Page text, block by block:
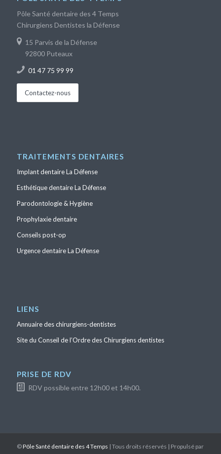
Pôle Santé dentaire des 4 Temps
Chirurgiens Dentistes la Défense
15 Parvis de la Défense
92800 Puteaux
01 47 75 99 99
Contactez-nous
TRAITEMENTS DENTAIRES
Implant dentaire La Défense
Esthétique dentaire La Défense
Parodontologie & Hygiène
Prophylaxie dentaire
Conseils post-op
Urgence dentaire La Défense
LIENS
Annuaire des chirurgiens-dentistes
Site du Conseil de l’Ordre des Chirurgiens dentistes
PRISE DE RDV
RDV possible entre 12h00 et 14h00.
©Pôle Santé dentaire des 4 Temps | Tous droits réservés | Propulsé par